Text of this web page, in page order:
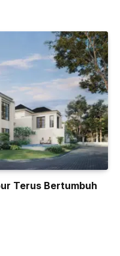
Terus Bertumbuh